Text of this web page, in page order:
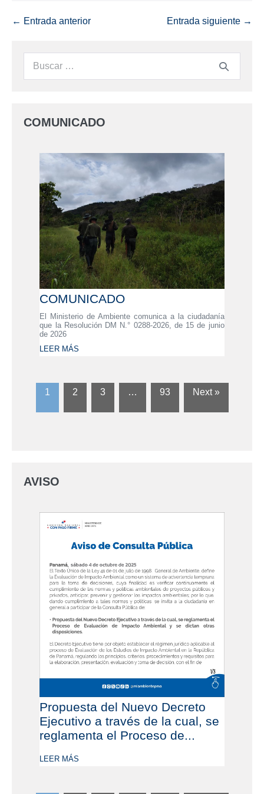
← Entrada anterior Entrada siguiente →
COMUNICADO
COMUNICADO
El Ministerio de Ambiente comunica a la ciudadanía
que la Resolución DM N.° 0288-2026, de 15 de junio
de 2026
LEER MÁS
1 2 3 … 93 Next »
AVISO
Propuesta del Nuevo Decreto
Ejecutivo a través de la cual, se
reglamenta el Proceso de...
LEER MÁS